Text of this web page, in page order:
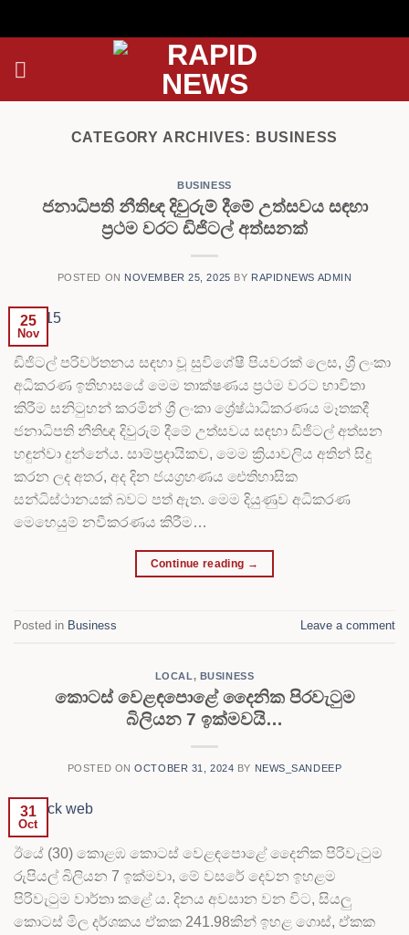
CATEGORY ARCHIVES: BUSINESS
BUSINESS
ජනාධිපති නීතිඥ දිවුරුම් දීමේ උත්සවය සඳහා
ප්‍රථම වරට ඩිජිටල් අත්සනක්
POSTED ON NOVEMBER 25, 2025 BY RAPIDNEWS ADMIN
25
Nov
ඩිජිටල් පරිවර්තනය සඳහා වූ සුවිශේෂී පියවරක් ලෙස, ශ්‍රී ලංකා
අධිකරණ ඉතිහාසයේ මෙම තාක්ෂණය ප්‍රථම වරට භාවිතා
කිරීම සනිටුහන් කරමින් ශ්‍රී ලංකා ශ්‍රේෂ්ඨාධිකරණය මෑතකදී
ජනාධිපති නීතිඥ දිවුරුම් දීමේ උත්සවය සඳහා ඩිජිටල් අත්සන
හඳුන්වා දුන්නේය. සාම්ප්‍රදායිකව, මෙම ක්‍රියාවලිය අතින් සිදු
කරන ලද අතර, අද දින ජයග්‍රහණය ඓතිහාසික
සන්ධිස්ථානයක් බවට පත් ඇත. මෙම දියුණුව අධිකරණ
මෙහෙයුම් නවීකරණය කිරීම…
Continue reading →
Posted in Business Leave a comment
LOCAL, BUSINESS
කොටස් වෙළඳපොළේ දෛනික පිරවැටුම
බිලියන 7 ඉක්මවයි…
POSTED ONOCTOBER 31, 2024 BY NEWS_SANDEEP
31
Oct
ඊයේ (30) කොළඹ කොටස් වෙළඳපොළේ දෛනික පිරිවැටුම
රුපියල් බිලියන 7 ඉක්මවා, මේ වසරේ දෙවන ඉහළම
පිරිවැටුම වාර්තා කළේ ය. දිනය අවසාන වන විට, සියලු
කොටස් මිල දර්ශකය ඒකක 241.98කින් ඉහළ ගොස්, ඒකක